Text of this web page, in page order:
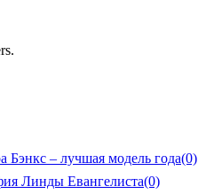
Бэнкс – лучшая модель года(0)
Линды Евангелиста(0)